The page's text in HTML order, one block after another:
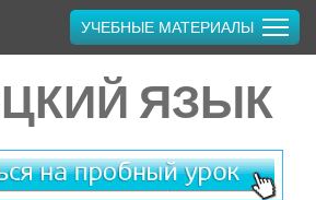
ЯЗЫК
УЧЕБНЫЕ МАТЕРИАЛЫ